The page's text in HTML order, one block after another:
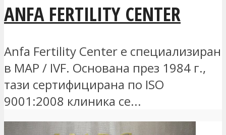
ANFA FERTILITY CENTER
Anfa Fertility Center е специализиран
в MAP / IVF. Основана през 1984 г.,
тази сертифицирана по ISO
9001:2008 клиника се...